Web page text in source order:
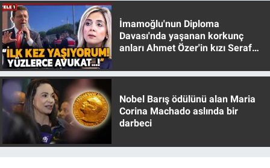
İmamoğlu'nun Diploma
Davası'nda yaşanan korkunç
anları Ahmet Özer'in kızı Seraf
Nobel Barış ödülünü alan Maria
Corina Machado aslında bir
darbeci